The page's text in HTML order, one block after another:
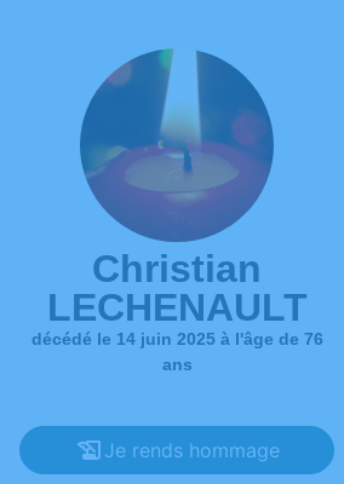
Christian
LECHENAULT
décédé le 14 juin 2025 à l'âge de 76
ans
Je rends hommage